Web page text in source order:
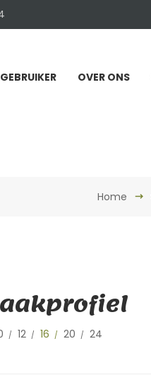
OVER ONS
Home
12 16 20 24